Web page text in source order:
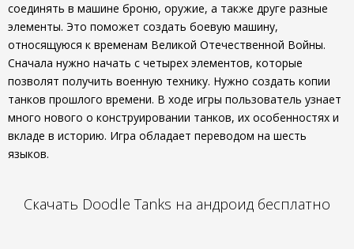
соединять в машине броню, оружие, а также друге разные
элементы. Это поможет создать боевую машину,
относящуюся к временам Великой Отечественной Войны.
Сначала нужно начать с четырех элементов, которые
позволят получить военную технику. Нужно создать копии
танков прошлого времени. В ходе игры пользователь узнает
много нового о конструировании танков, их особенностях и
вкладе в историю. Игра обладает переводом на шесть
языков.
Скачать Doodle Tanks на андроид бесплатно